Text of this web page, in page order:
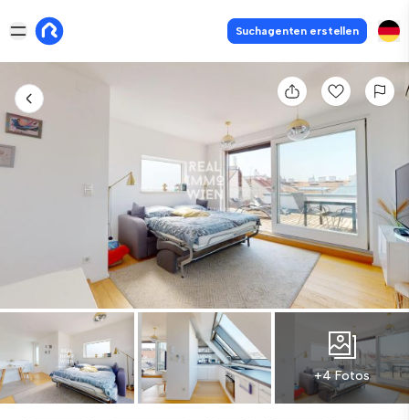
Suchagenten erstellen
+4 Fotos